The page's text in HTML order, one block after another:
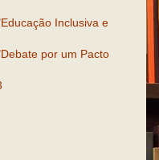
Inclusiva e
por um Pacto